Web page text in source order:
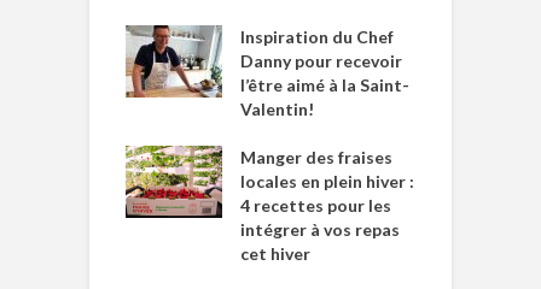
Inspiration du Chef
Danny pour recevoir
l’être aimé à la Saint-
Valentin!
Manger des fraises
locales en plein hiver :
4 recettes pour les
intégrer à vos repas
cet hiver